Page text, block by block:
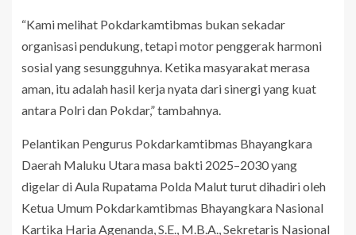
“Kami melihat Pokdarkamtibmas bukan sekadar
organisasi pendukung, tetapi motor penggerak harmoni
sosial yang sesungguhnya. Ketika masyarakat merasa
aman, itu adalah hasil kerja nyata dari sinergi yang kuat
antara Polri dan Pokdar,” tambahnya.
Pelantikan Pengurus Pokdarkamtibmas Bhayangkara
Daerah Maluku Utara masa bakti 2025–2030 yang
digelar di Aula Rupatama Polda Malut turut dihadiri oleh
Ketua Umum Pokdarkamtibmas Bhayangkara Nasional
Kartika Haria Agenanda, S.E., M.B.A., Sekretaris Nasional